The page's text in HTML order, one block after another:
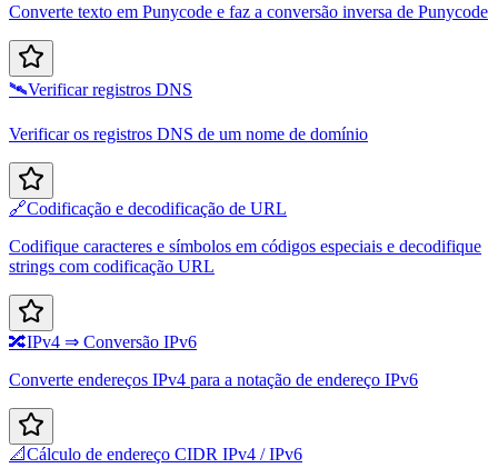
Converte texto em Punycode e faz a conversão inversa de Punycode
🛰️Verificar registros DNS
Verificar os registros DNS de um nome de domínio
🔗Codificação e decodificação de URL
Codifique caracteres e símbolos em códigos especiais e decodifique
strings com codificação URL
🔀IPv4 ⇒ Conversão IPv6
Converte endereços IPv4 para a notação de endereço IPv6
📐Cálculo de endereço CIDR IPv4 / IPv6